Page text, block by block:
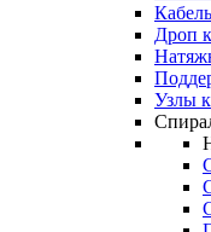
Дроп
Узлы